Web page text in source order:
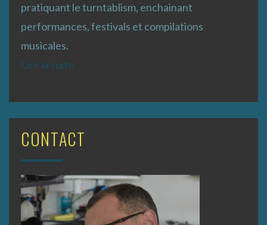
pratiquant le turntablism, enchainant
performances, festivals et compilations
musicales.
Lire la suite
CONTACT